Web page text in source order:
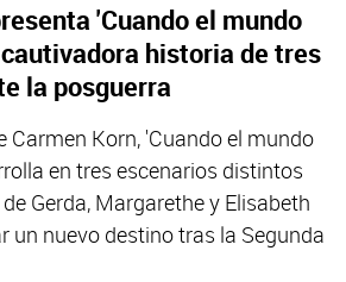
'Cuando el mundo
historia de tres
la posguerra
Carmen Korn, 'Cuando el mundo
en tres escenarios distintos
Gerda, Margarethe y Elisabeth
un nuevo destino tras la Segunda